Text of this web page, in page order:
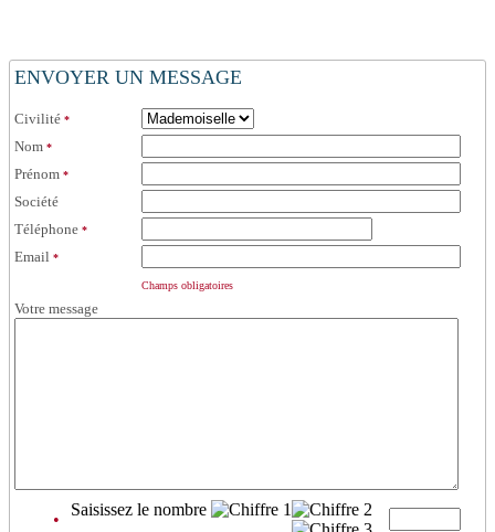
ENVOYER UN MESSAGE
Civilité *
Nom *
Prénom *
Société
Téléphone *
Email *
Champs obligatoires
Votre message
•
Saisissez le nombre